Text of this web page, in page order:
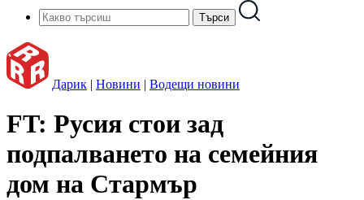
Дарик | Новини | Водещи новини
FT: Русия стои зад
подпалването на семейния
дом на Стармър